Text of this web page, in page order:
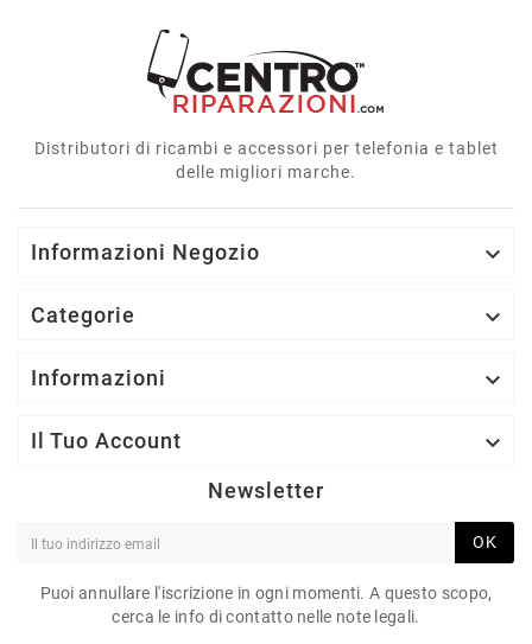
Distributori di ricambi e accessori per telefonia e tablet
delle migliori marche.
Informazioni Negozio 
Categorie 
Informazioni 
Il Tuo Account 
Newsletter
OK
Puoi annullare l'iscrizione in ogni momenti. A questo scopo,
cerca le info di contatto nelle note legali.